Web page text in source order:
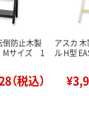
防止木製
サイズ 1
（税込）
アスカ
ル H型